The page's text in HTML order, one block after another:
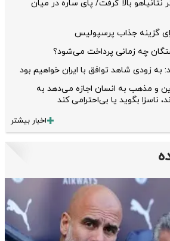
نتانیاهو بالا گرفت/ پای ساره در میان
گزینه جذاب پرسپولیس
چه زمانی پرداخت می‌شود؟
زودی شاهد توافق با ایران خواهیم بود
و مذهب به انسان اجازه می‌دهد به
ناسزا بگوید یا بی‌احترامی کند
اخبار بیشتر